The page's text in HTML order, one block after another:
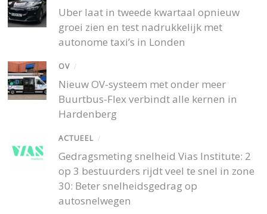
Uber laat in tweede kwartaal opnieuw
groei zien en test nadrukkelijk met
autonome taxi’s in Londen
OV /
Nieuw OV-systeem met onder meer
Buurtbus-Flex verbindt alle kernen in
Hardenberg
ACTUEEL /
Gedragsmeting snelheid Vias Institute: 2
op 3 bestuurders rijdt veel te snel in zone
30: Beter snelheidsgedrag op
autosnelwegen